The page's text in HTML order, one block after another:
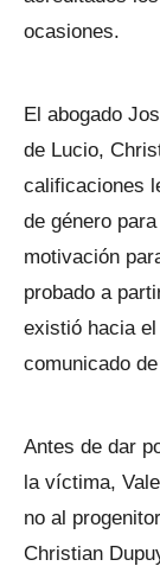
ocasiones.
El abogado
de Lucio,
calificaciones
de género
motivación
probado a
existió hacia
comunicado
Antes de dar
la víctima,
no al
Christian